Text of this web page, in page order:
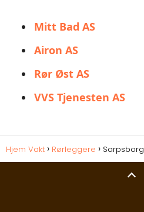
Mitt Bad AS
Airon AS
Rør Øst AS
VVS Tjenesten AS
Hjem Vakt Rørleggere Sarpsborg